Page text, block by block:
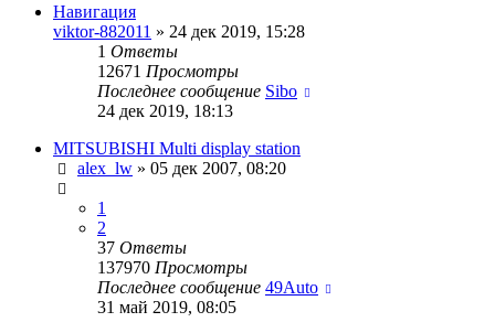
Навигация
viktor-882011 » 24 дек 2019, 15:28
1 Ответы
12671 Просмотры
Последнее сообщение Sibo
24 дек 2019, 18:13
MITSUBISHI Multi display station
alex_lw » 05 дек 2007, 08:20
1
2
37 Ответы
137970 Просмотры
Последнее сообщение 49Auto
31 май 2019, 08:05